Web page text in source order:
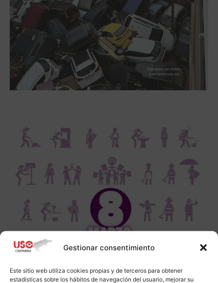
Gestionar consentimiento
Este sitio web utiliza cookies propias y de terceros para obtener
estadísticas sobre los hábitos de navegación del usuario, mejorar su